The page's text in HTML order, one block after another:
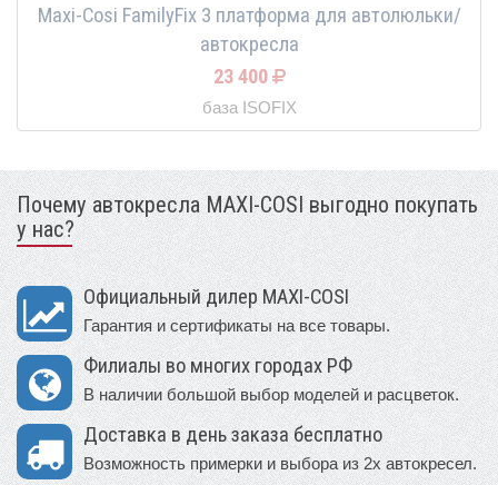
Maxi-Cosi FamilyFix 3 платформа для автолюльки/
автокресла
23 400
база ISOFIX
Почему автокресла MAXI-COSI выгодно покупать
у нас?
Официальный дилер MAXI-COSI
Гарантия и сертификаты на все товары.
Филиалы во многих городах РФ
В наличии большой выбор моделей и расцветок.
Доставка в день заказа бесплатно
Возможность примерки и выбора из 2х автокресел.